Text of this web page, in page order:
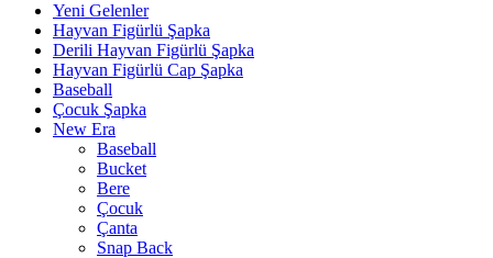
Yeni Gelenler
Hayvan Figürlü Şapka
Derili Hayvan Figürlü Şapka
Hayvan Figürlü Cap Şapka
Baseball
Çocuk Şapka
New Era
Baseball
Bucket
Bere
Çocuk
Çanta
Snap Back